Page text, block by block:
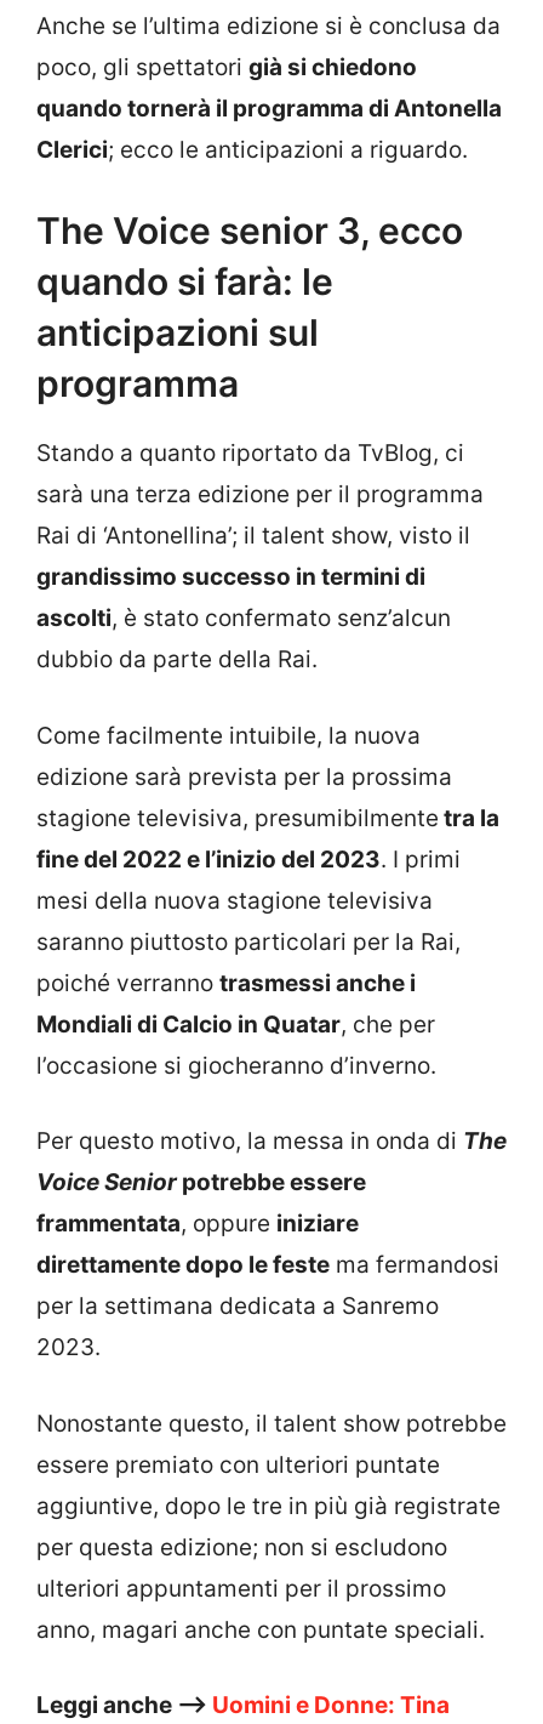
Anche se l’ultima edizione si è conclusa da
poco, gli spettatori già si chiedono
quando tornerà il programma di Antonella
Clerici; ecco le anticipazioni a riguardo.
The Voice senior 3, ecco
quando si farà: le
anticipazioni sul
programma
Stando a quanto riportato da TvBlog, ci
sarà una terza edizione per il programma
Rai di ‘Antonellina’; il talent show, visto il
grandissimo successo in termini di
ascolti, è stato confermato senz’alcun
dubbio da parte della Rai.
Come facilmente intuibile, la nuova
edizione sarà prevista per la prossima
stagione televisiva, presumibilmente tra la
fine del 2022 e l’inizio del 2023. I primi
mesi della nuova stagione televisiva
saranno piuttosto particolari per la Rai,
poiché verranno trasmessi anche i
Mondiali di Calcio in Quatar, che per
l’occasione si giocheranno d’inverno.
Per questo motivo, la messa in onda di The
Voice Seniorpotrebbe essere
frammentata, oppure iniziare
direttamente dopo le feste ma fermandosi
per la settimana dedicata a Sanremo
2023.
Nonostante questo, il talent show potrebbe
essere premiato con ulteriori puntate
aggiuntive, dopo le tre in più già registrate
per questa edizione; non si escludono
ulteriori appuntamenti per il prossimo
anno, magari anche con puntate speciali.
Leggi anche –> Uomini e Donne: Tina